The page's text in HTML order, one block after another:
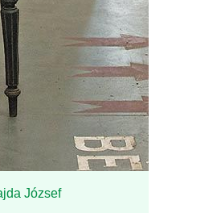
József